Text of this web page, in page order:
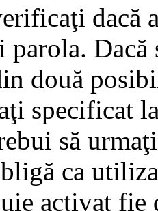
dacă
Dacă
două
specificat
să
ca
activat fie